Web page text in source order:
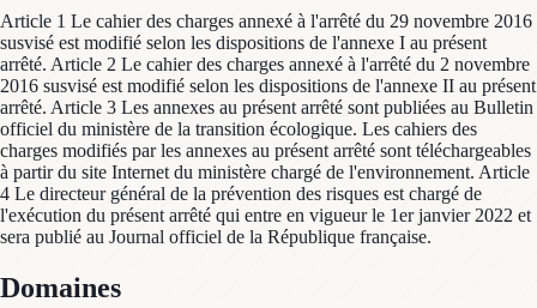
Article 1 Le cahier des charges annexé à l'arrêté du 29 novembre 2016
susvisé est modifié selon les dispositions de l'annexe I au présent
arrêté. Article 2 Le cahier des charges annexé à l'arrêté du 2 novembre
2016 susvisé est modifié selon les dispositions de l'annexe II au présent
arrêté. Article 3 Les annexes au présent arrêté sont publiées au Bulletin
officiel du ministère de la transition écologique. Les cahiers des
charges modifiés par les annexes au présent arrêté sont téléchargeables
à partir du site Internet du ministère chargé de l'environnement. Article
4 Le directeur général de la prévention des risques est chargé de
l'exécution du présent arrêté qui entre en vigueur le 1er janvier 2022 et
sera publié au Journal officiel de la République française.
Domaines